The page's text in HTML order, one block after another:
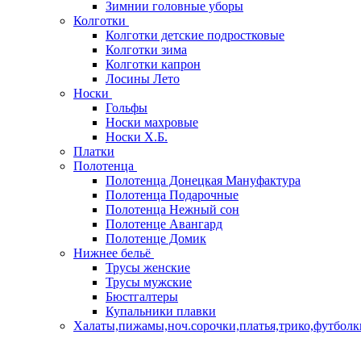
Зимнии головные уборы
Колготки
Колготки детские подростковые
Колготки зима
Колготки капрон
Лосины Лето
Носки
Гольфы
Носки махровые
Носки Х.Б.
Платки
Полотенца
Полотенца Донецкая Мануфактура
Полотенца Подарочные
Полотенца Нежный сон
Полотенце Авангард
Полотенце Домик
Нижнее бельё
Трусы женские
Трусы мужские
Бюстгалтеры
Купальники плавки